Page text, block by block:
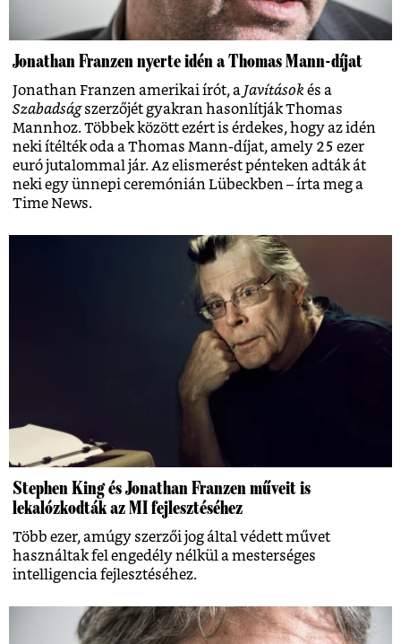
Jonathan Franzen nyerte idén a Thomas Mann-díjat
Jonathan Franzen amerikai írót, a Javítások és a
Szabadságszerzőjét gyakran hasonlítják Thomas
Mannhoz. Többek között ezért is érdekes, hogy az idén
neki ítélték oda a Thomas Mann-díjat, amely 25 ezer
euró jutalommal jár. Az elismerést pénteken adták át
neki egy ünnepi ceremónián Lübeckben – írta meg a
Time News.
Stephen King és Jonathan Franzen műveit is
lekalózkodták az MI fejlesztéséhez
Több ezer, amúgy szerzői jog által védett művet
használtak fel engedély nélkül a mesterséges
intelligencia fejlesztéséhez.